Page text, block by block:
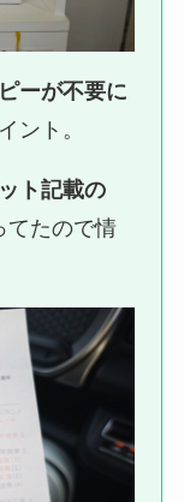
ーが不要に
ント。
ト記載の
てたので情